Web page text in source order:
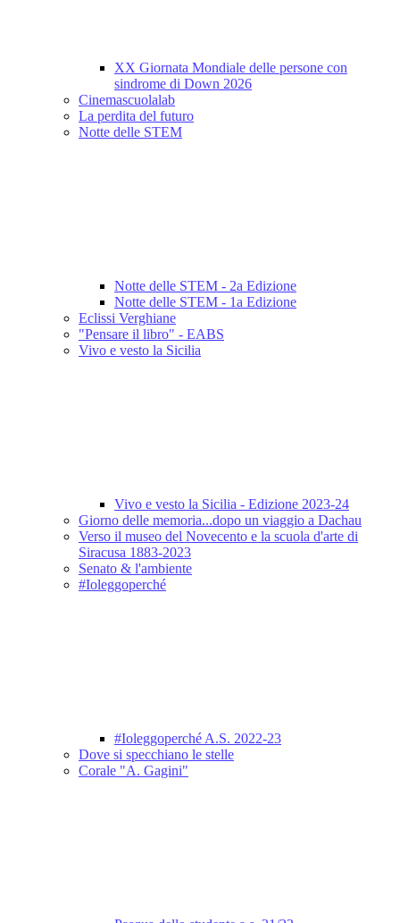
XX Giornata Mondiale delle persone con
sindrome di Down 2026
Cinemascuolalab
La perdita del futuro
Notte delle STEM
Notte delle STEM - 2a Edizione
Notte delle STEM - 1a Edizione
Eclissi Verghiane
"Pensare il libro" - EABS
Vivo e vesto la Sicilia
Vivo e vesto la Sicilia - Edizione 2023-24
Giorno delle memoria...dopo un viaggio a Dachau
Verso il museo del Novecento e la scuola d'arte di
Siracusa 1883-2023
Senato & l'ambiente
#Ioleggoperché
#Ioleggoperché A.S. 2022-23
Dove si specchiano le stelle
Corale "A. Gagini"